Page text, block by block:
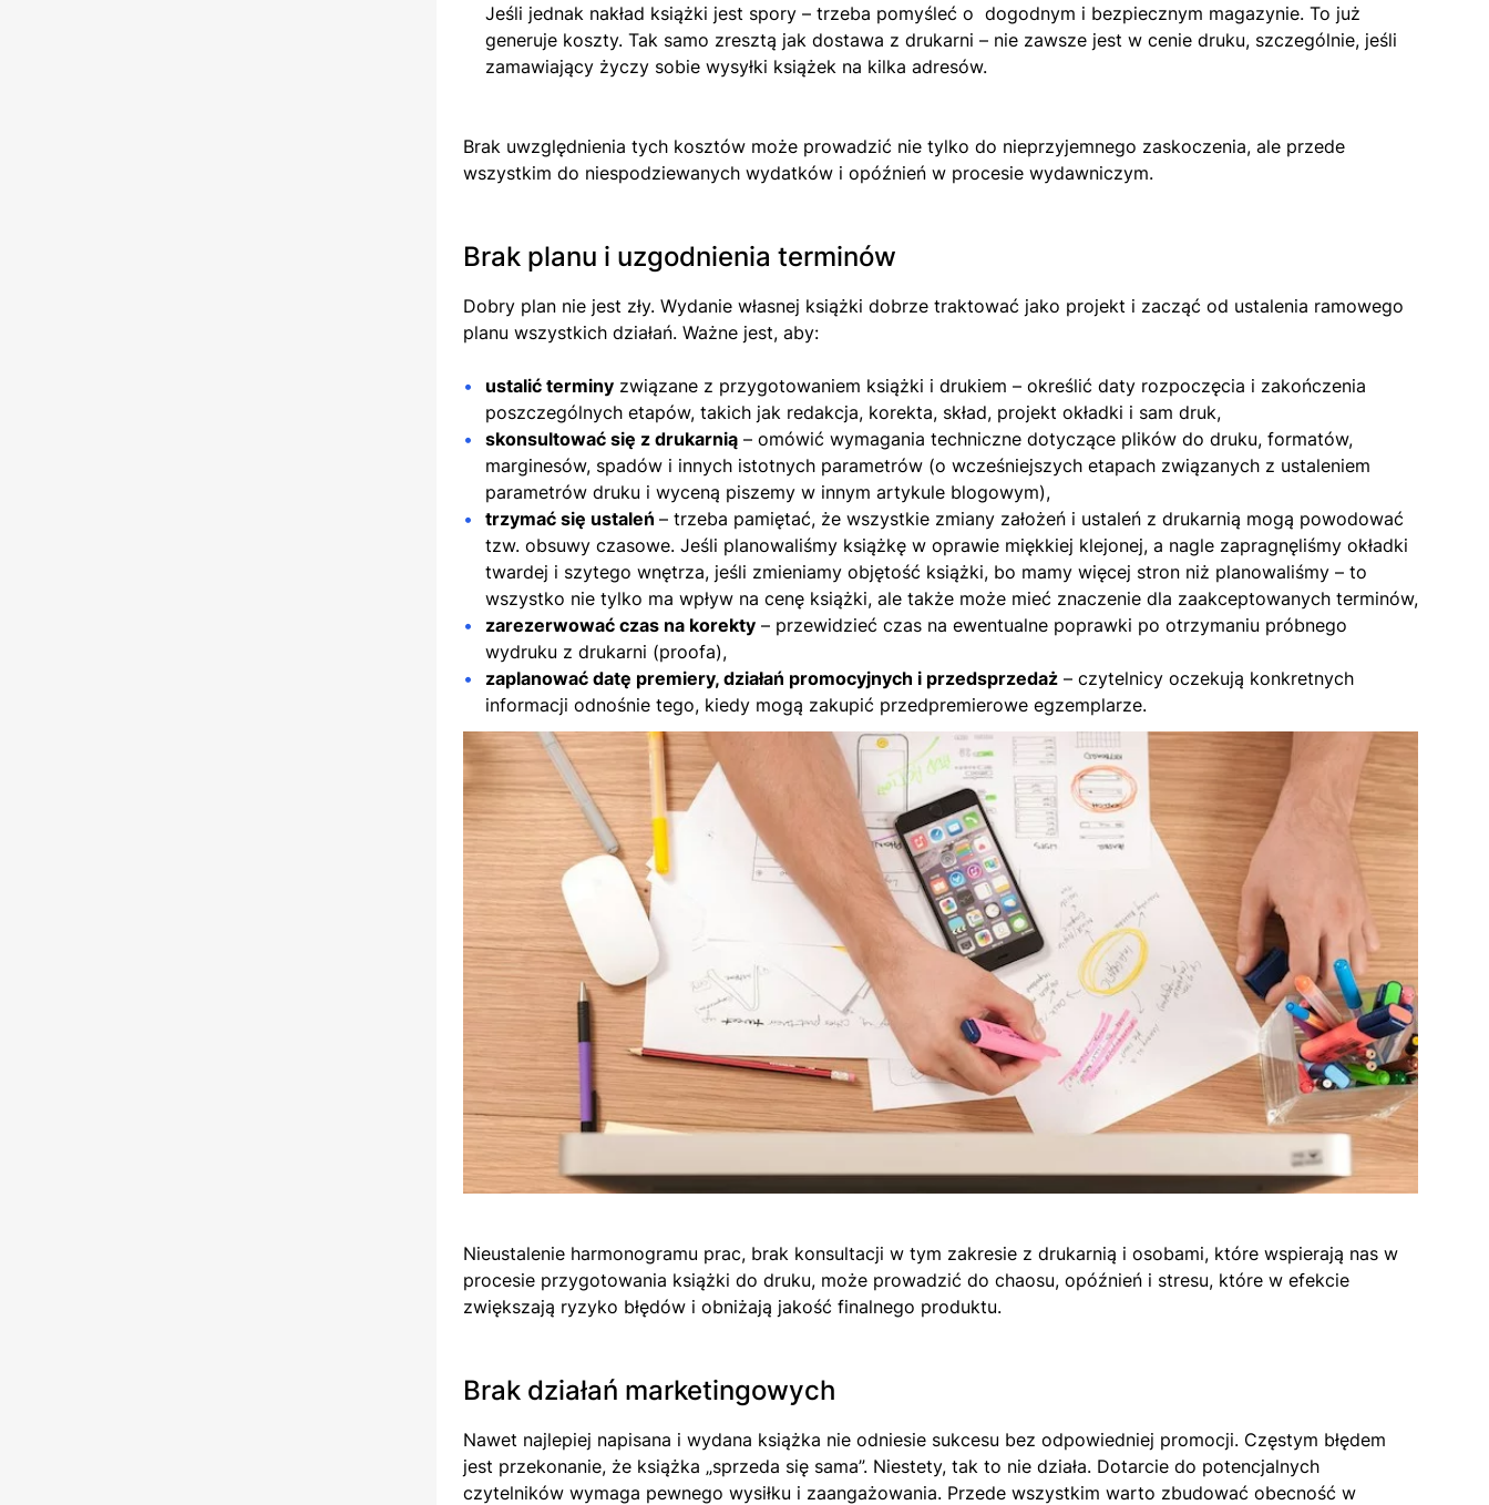
Jeśli jednak nakład książki jest spory – trzeba pomyśleć o dogodnym i bezpiecznym magazynie. To już
generuje koszty. Tak samo zresztą jak dostawa z drukarni – nie zawsze jest w cenie druku, szczególnie, jeśli
zamawiający życzy sobie wysyłki książek na kilka adresów.
Brak uwzględnienia tych kosztów może prowadzić nie tylko do nieprzyjemnego zaskoczenia, ale przede
wszystkim do niespodziewanych wydatków i opóźnień w procesie wydawniczym.
Brak planu i uzgodnienia terminów
Dobry plan nie jest zły. Wydanie własnej książki dobrze traktować jako projekt i zacząć od ustalenia ramowego
planu wszystkich działań. Ważne jest, aby:
ustalić terminy związane z przygotowaniem książki i drukiem – określić daty rozpoczęcia i zakończenia
poszczególnych etapów, takich jak redakcja, korekta, skład, projekt okładki i sam druk,
skonsultować się z drukarnią – omówić wymagania techniczne dotyczące plików do druku, formatów,
marginesów, spadów i innych istotnych parametrów (o wcześniejszych etapach związanych z ustaleniem
parametrów druku i wyceną piszemy w innym artykule blogowym),
trzymać się ustaleń – trzeba pamiętać, że wszystkie zmiany założeń i ustaleń z drukarnią mogą powodować
tzw. obsuwy czasowe. Jeśli planowaliśmy książkę w oprawie miękkiej klejonej, a nagle zapragnęliśmy okładki
twardej i szytego wnętrza, jeśli zmieniamy objętość książki, bo mamy więcej stron niż planowaliśmy – to
wszystko nie tylko ma wpływ na cenę książki, ale także może mieć znaczenie dla zaakceptowanych terminów,
zarezerwować czas na korekty – przewidzieć czas na ewentualne poprawki po otrzymaniu próbnego
wydruku z drukarni (proofa),
zaplanować datę premiery, działań promocyjnych i przedsprzedaż – czytelnicy oczekują konkretnych
informacji odnośnie tego, kiedy mogą zakupić przedpremierowe egzemplarze.
Nieustalenie harmonogramu prac, brak konsultacji w tym zakresie z drukarnią i osobami, które wspierają nas w
procesie przygotowania książki do druku, może prowadzić do chaosu, opóźnień i stresu, które w efekcie
zwiększają ryzyko błędów i obniżają jakość finalnego produktu.
Brak działań marketingowych
Nawet najlepiej napisana i wydana książka nie odniesie sukcesu bez odpowiedniej promocji. Częstym błędem
jest przekonanie, że książka „sprzeda się sama”. Niestety, tak to nie działa. Dotarcie do potencjalnych
czytelników wymaga pewnego wysiłku i zaangażowania. Przede wszystkim warto zbudować obecność w